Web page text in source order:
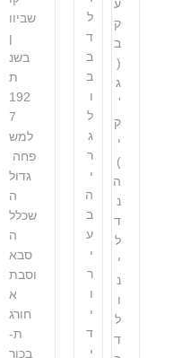
ע
ק
ב
(
ג
'
ק
י
)
ה
נ
ד
ל
י
נ
ו
ל
ד
ל
ד
ב
ב
ו
ל
ג
ר
י
ה
ב
ע
י
ר
ו
י
ד
י
שביוו
ן
בשנ
ת
192
7
למש
פחה
גדול
ה
שכלל
ה
סבא
וסבת
א
חורג
ת-
בכור